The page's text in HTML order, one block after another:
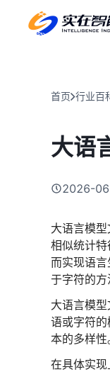
首页 行业百
大语
2026-
大语言模
相似统计
而实现语
于字符的
大语言模
语或字符
本的多样
在具体实